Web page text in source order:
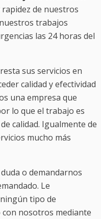
de nuestros
trabajos
las 24 horas del
sus servicios en
calidad y efectividad
una empresa que
lo que el trabajo es
calidad. Igualmente de
mucho más
o demandarnos
Le
tipo de
nosotros mediante